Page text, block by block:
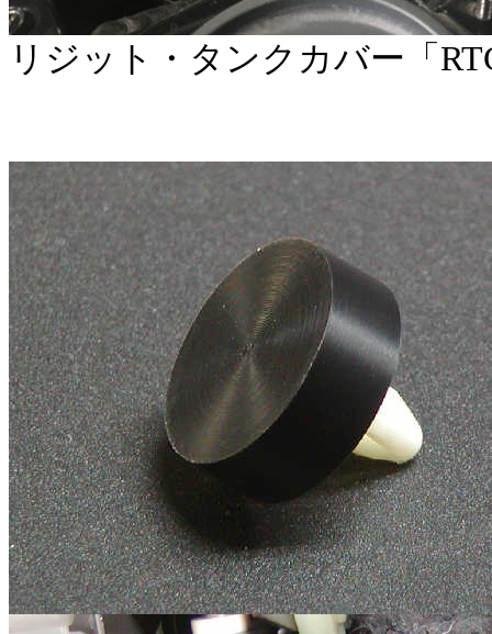
リジット・タンクカバー「